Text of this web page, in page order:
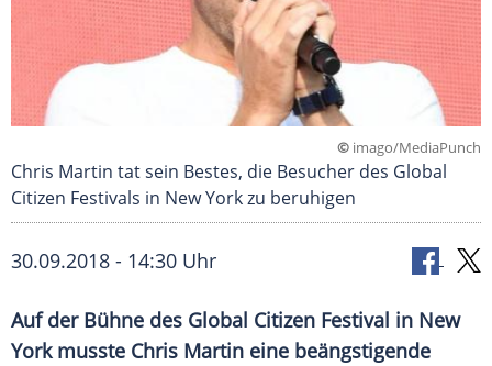
© imago/MediaPunch
Chris Martin tat sein Bestes, die Besucher des Global
Citizen Festivals in New York zu beruhigen
30.09.2018 - 14:30 Uhr
Auf der Bühne des Global Citizen Festival in New
Yorkmusste Chris Martin eine beängstigende